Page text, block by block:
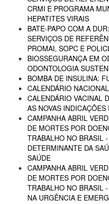
CRMI E PROGRAMA
HEPATITES VIRAIS
BATE-PAPO COM A
SERVIÇOS DE
PROMAI, SOPC E
BIOSSEGURANÇA EM
ODONTOLOGIA
BOMBA DE INSULINA:
CALENDÁRIO
CALENDÁRIO VACINAL
AS NOVAS INDICAÇÕES
CAMPANHA ABRIL
DE MORTES POR
TRABALHO NO BRASIL
DETERMINANTE DA
SAÚDE
CAMPANHA ABRIL
DE MORTES POR
TRABALHO NO BRASIL
NA URGÊNCIA E